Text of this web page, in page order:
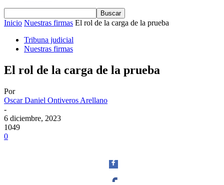
Inicio Nuestras firmas El rol de la carga de la prueba
Tribuna judicial
Nuestras firmas
El rol de la carga de la prueba
Por
Oscar Daniel Ontiveros Arellano
-
6 diciembre, 2023
1049
0